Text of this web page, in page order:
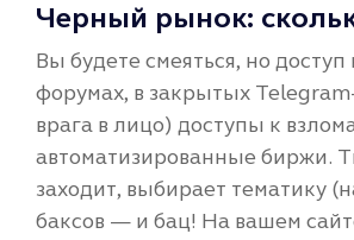
Черный рынок:
Вы будете смеяться, но
форумах, в закрытых
врага в лицо) доступы к
автоматизированные биржи.
заходит, выбирает тематику
баксов — и бац! На вашем